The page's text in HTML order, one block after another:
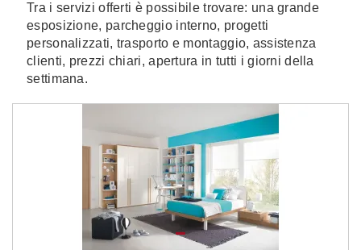
Tra i servizi offerti è possibile trovare: una grande
esposizione, parcheggio interno, progetti
personalizzati, trasporto e montaggio, assistenza
clienti, prezzi chiari, apertura in tutti i giorni della
settimana.